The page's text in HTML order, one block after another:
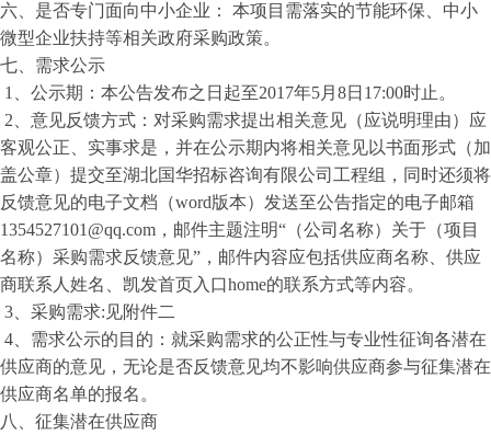
六、是否专门面向中小企业：
本项目需落实的节能环保、中小
微型企业扶持等相关政府采购政策。
七、需求公示
1
公示期：本公告发布之日起至201 7年5月 8日 17:00时止。
2
意见反馈方式：对采购需求提出相关意见（应说明理由）应
客观公正、实事求是，并在公示期内将相关意见以书面形式（加
盖公章）提交至湖北国华招标咨询有限公司 工程组，同时还须将
反馈意见的电子文档（word版本）发送至公告指定的电子邮箱
1354527101@qq.com ，邮件主题注明“（公司名称）关于（项目
名称）采购需求反馈意见”，邮件内容应包括供应商名称、供应
商联系人姓名、凯发首页入口home的联系方式等内容。
3
采购需求:见附件二
4
需求公示的目的：就采购需求的公正性与专业性征询各潜在
供应商的意见，无论是否反馈意见均不影响供应商参与征集潜在
供应商名单的报名。
八、征集潜在供应商